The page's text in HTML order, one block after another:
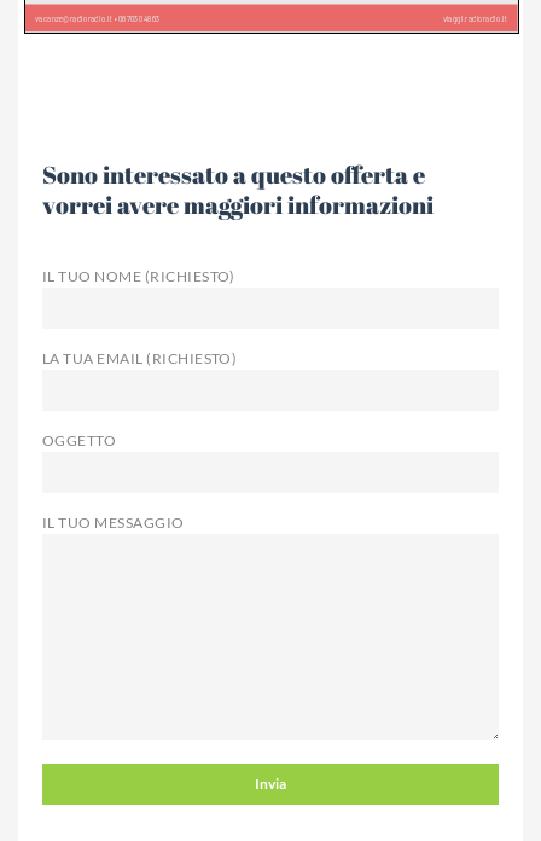
Sono interessato a questo offerta e
vorrei avere maggiori informazioni
IL TUO NOME (RICHIESTO)
LA TUA EMAIL (RICHIESTO)
OGGETTO
IL TUO MESSAGGIO